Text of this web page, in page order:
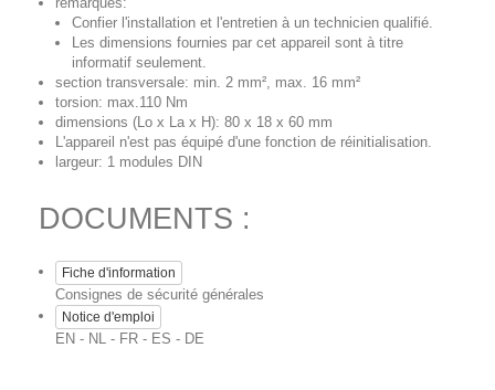
Confier l'installation et l'entretien à un technicien qualifié.
Les dimensions fournies par cet appareil sont à titre
informatif seulement.
section transversale: min. 2 mm², max. 16 mm²
torsion: max.110 Nm
dimensions (Lo x La x H): 80 x 18 x 60 mm
L'appareil n'est pas équipé d'une fonction de réinitialisation.
largeur: 1 modules DIN
DOCUMENTS :
Fiche d'information
Consignes de sécurité générales
Notice d'emploi
EN - NL - FR - ES - DE